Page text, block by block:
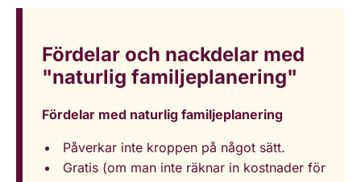
Fördelar och nackdelar med
"naturlig familjeplanering"
Fördelar med naturlig familjeplanering
Påverkar inte kroppen på något sätt.
Gratis (om man inte räknar in kostnader för